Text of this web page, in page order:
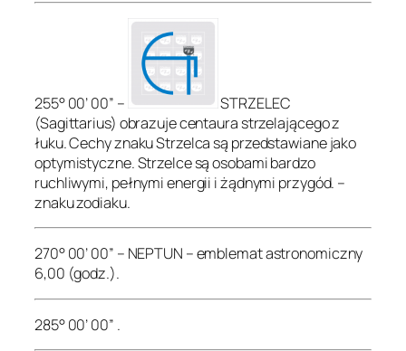
255° 00’ 00” –
STRZELEC
(Sagittarius) obrazuje centaura strzelającego z
łuku. Cechy znaku Strzelca są przedstawiane jako
optymistyczne. Strzelce są osobami bardzo
ruchliwymi, pełnymi energii i żądnymi przygód. –
znaku zodiaku.
270° 00’ 00” – NEPTUN – emblemat astronomiczny
6,00 (godz.).
285° 00’ 00” .